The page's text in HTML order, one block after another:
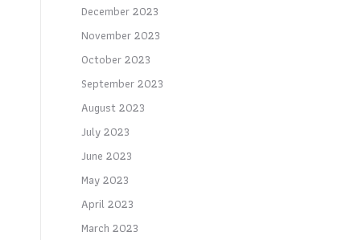
December 2023
November 2023
October 2023
September 2023
August 2023
July 2023
June 2023
May 2023
April 2023
March 2023